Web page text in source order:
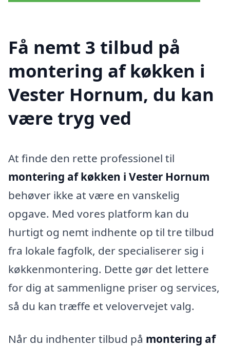
Få nemt 3 tilbud på
montering af køkken i
Vester Hornum, du kan
være tryg ved
At finde den rette professionel til
montering af køkken i Vester Hornum
behøver ikke at være en vanskelig
opgave. Med vores platform kan du
hurtigt og nemt indhente op til tre tilbud
fra lokale fagfolk, der specialiserer sig i
køkkenmontering. Dette gør det lettere
for dig at sammenligne priser og services,
så du kan træffe et velovervejet valg.
Når du indhenter tilbud på montering af